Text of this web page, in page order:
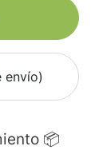
envío)
📦